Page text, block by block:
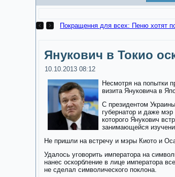
Как ваше станет чужим. КСУ
Янукович в Токио
10.10.2013 08:12
Несмотря на попытки
визита Януковича в
С президентом
губернатор и даже
которого Янукович
занимающейся
Не пришли на встречу и мэры Киото и
Удалось уговорить императора на
нанес оскорбление в лице императора
не сделал символического поклона.